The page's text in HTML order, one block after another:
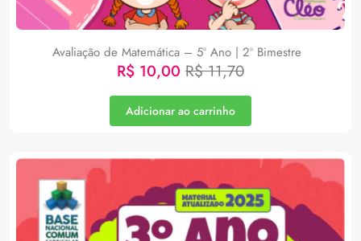
Avaliação de Matemática – 5º Ano | 2º Bimestre
R$ 10,00 R$11,70
Adicionar ao carrinho